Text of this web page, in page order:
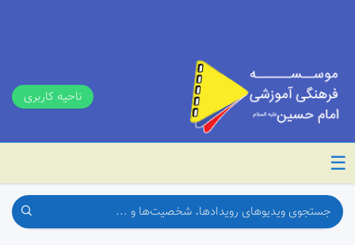
ناحیه کاربری
☰